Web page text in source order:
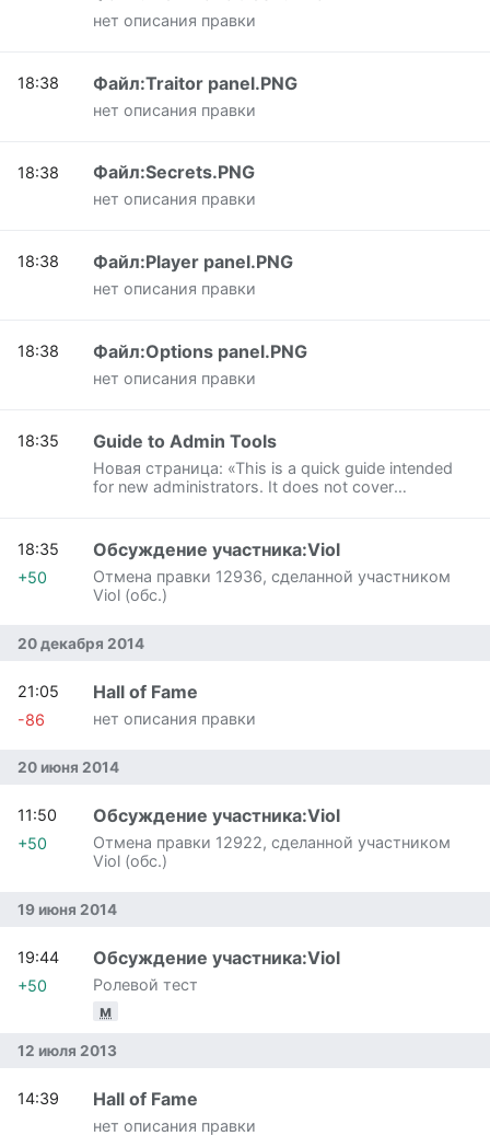
нет описания правки
Файл:Traitor panel.PNG
нет описания правки
18:38
Файл:Secrets.PNG
нет описания правки
18:38
Файл:Player panel.PNG
нет описания правки
18:38
Файл:Options panel.PNG
нет описания правки
18:38
Guide to Admin Tools
Новая страница: «This is a quick guide intended
for new administrators. It does not cover
18:35
Обсуждение участника:Viol
Отмена правки 12936, сделанной участником
Viol (обс.)
18:35
+50
20 декабря 2014
Hall of Fame
нет описания правки
21:05
-86
20 июня 2014
Обсуждение участника:Viol
Отмена правки 12922, сделанной участником
Viol (обс.)
11:50
+50
19 июня 2014
Обсуждение участника:Viol
Ролевой тест
м
19:44
+50
12 июля 2013
Hall of Fame
нет описания правки
14:39